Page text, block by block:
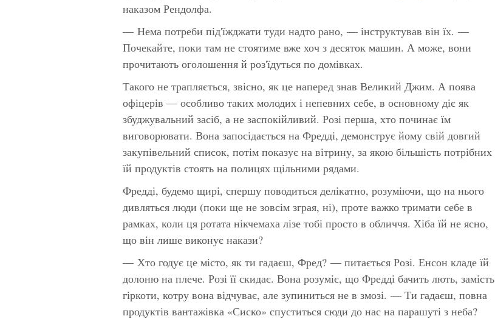
наказом Рендолфа.
— Нема потреби під'їжджати туди надто рано, — інструктував він їх. —
Почекайте, поки там не стоятиме вже хоч з десяток машин. А може, вони
прочитають оголошення й роз'їдуться по домівках.
Такого не трапляється, звісно, як це наперед знав Великий Джим. А поява
офіцерів — особливо таких молодих і непевних себе, в основному діє як
збуджувальний засіб, а не заспокійливий. Розі перша, хто починає їм
виговорювати. Вона запосідається на Фредді, демонструє йому свій довгий
закупівельний список, потім показує на вітрину, за якою більшість потрібних
їй продуктів стоять на полицях щільними рядами.
Фредді, будемо щирі, спершу поводиться делікатно, розуміючи, що на нього
дивляться люди (поки ще не зовсім зграя, ні), проте важко тримати себе в
рамках, коли ця ротата нікчемаха лізе тобі просто в обличчя. Хіба їй не ясно,
що він лише виконує накази?
— Хто годує це місто, як ти гадаєш, Фред? — питається Розі. Енсон кладе їй
долоню на плече. Розі її скидає. Вона розуміє, що Фредді бачить лють, замість
гіркоти, котру вона відчуває, але зупиниться не в змозі. — Ти гадаєш, повна
продуктів вантажівка «Сиско» спуститься сюди до нас на парашуті з неба?